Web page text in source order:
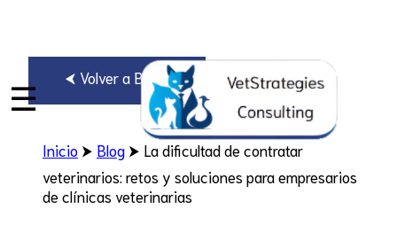
☰ ⮜ Volver a Blogs
Inicio ⮞ Blog ⮞ La dificultad de contratar
veterinarios: retos y soluciones para empresarios
de clínicas veterinarias